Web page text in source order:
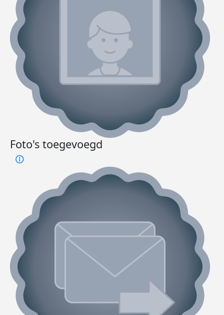
Foto's toegevoegd